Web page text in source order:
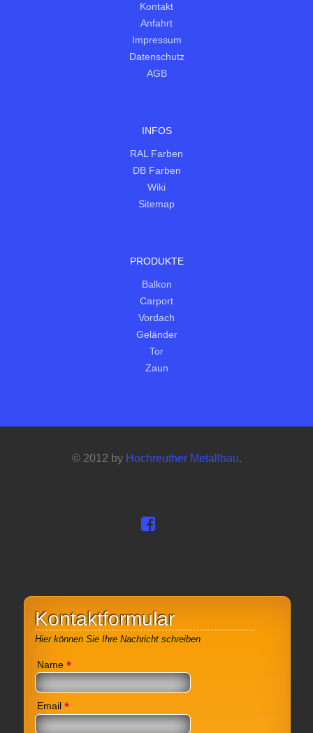
Kontakt
Anfahrt
Impressum
Datenschutz
AGB
INFOS
RAL Farben
DB Farben
Wiki
Sitemap
PRODUKTE
Balkon
Carport
Vordach
Geländer
Tor
Zaun
© 2012 by Hochreuther Metallbau.
Kontaktformular
Hier können Sie Ihre Nachricht schreiben
Name *
Email *